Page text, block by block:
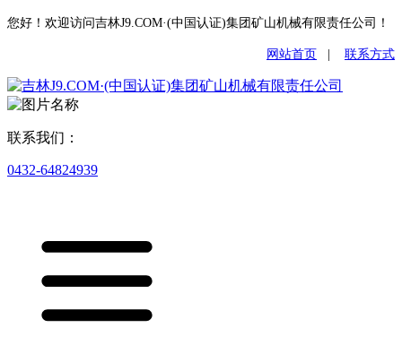
您好！欢迎访问吉林J9.COM·(中国认证)集团矿山机械有限责任公司！
网站首页 联系方式
联系我们：
0432-64824939